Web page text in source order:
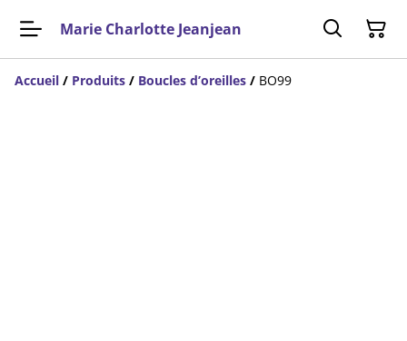
Marie Charlotte Jeanjean
Accueil / Produits / Boucles d’oreilles / BO99